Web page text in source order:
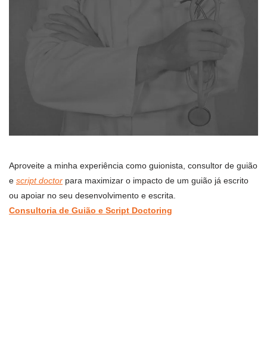
Aproveite a minha experiência como guionista, consultor de guião
e script doctor para maximizar o impacto de um guião já escrito
ou apoiar no seu desenvolvimento e escrita.
Consultoria de Guião e Script Doctoring